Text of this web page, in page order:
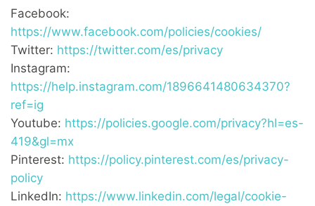
Facebook:
https://www.facebook.com/policies/cookies/
Twitter: https://twitter.com/es/privacy
Instagram:
https://help.instagram.com/1896641480634370?
ref=ig
Youtube: https://policies.google.com/privacy?hl=es-
419&gl=mx
Pinterest: https://policy.pinterest.com/es/privacy-
policy
LinkedIn: https://www.linkedin.com/legal/cookie-